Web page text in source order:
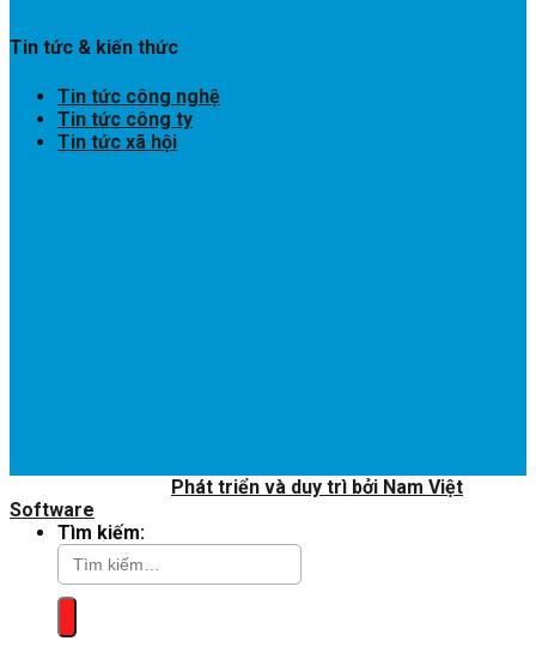
Tin tức & kiến thức
Tin tức công nghệ
Tin tức công ty
Tin tức xã hội
Phát triển và duy trì bởi Nam Việt
Software
Tìm kiếm: